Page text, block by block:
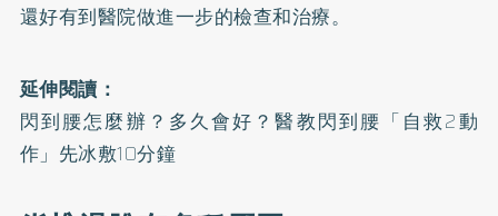
還好有到醫院做進一步的檢查和治療。
延伸閱讀：
閃到腰怎麼辦？多久會好？醫教閃到腰「自救2動
作」先冰敷10分鐘